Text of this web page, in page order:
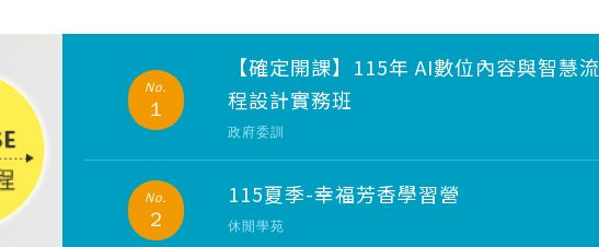
No.
1
【確定開課】115年 AI數位內容與智慧流
程設計實務班
政府委訓
No.
2
115夏季-幸福芳香學習營
休閒學苑